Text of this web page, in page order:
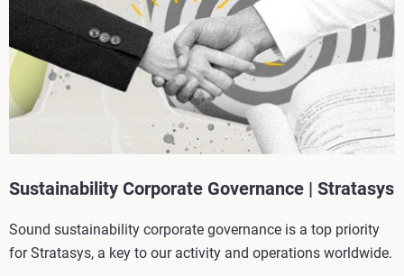
Sustainability Corporate Governance | Stratasys
Sound sustainability corporate governance is a top priority
for Stratasys, a key to our activity and operations worldwide.